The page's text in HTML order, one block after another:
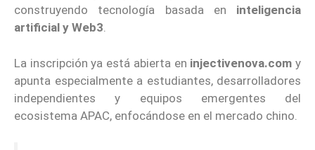
construyendo tecnología basada en inteligencia
artificial y Web3.
La inscripción ya está abierta en injectivenova.com y
apunta especialmente a estudiantes, desarrolladores
independientes y equipos emergentes del
ecosistema APAC, enfocándose en el mercado chino.